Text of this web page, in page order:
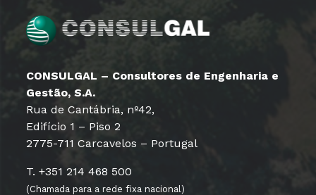
CONSULGAL – Consultores de Engenharia e
Gestão, S.A.
Rua de Cantábria, nº42,
Edifício 1 – Piso 2
2775-711 Carcavelos – Portugal
T. +351 214 468 500
(Chamada para a rede fixa nacional)